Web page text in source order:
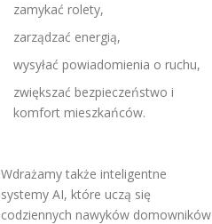
zamykać rolety,
zarządzać energią,
wysyłać powiadomienia o ruchu,
zwiększać bezpieczeństwo i
komfort mieszkańców.
Wdrażamy także inteligentne
systemy AI, które uczą się
codziennych nawyków domowników